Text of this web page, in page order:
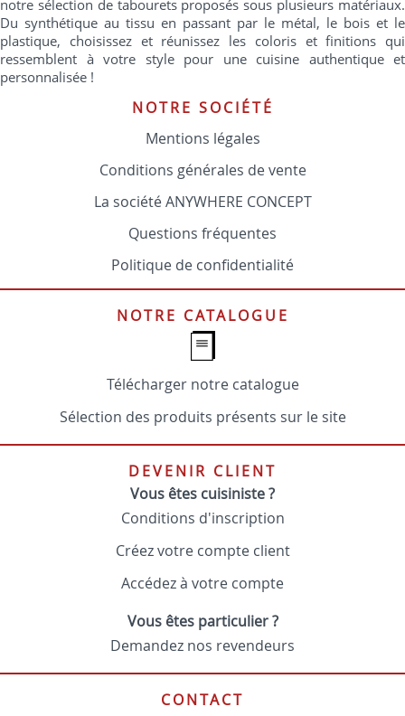
notre sélection de tabourets proposés sous plusieurs matériaux.
Du synthétique au tissu en passant par le métal, le bois et le
plastique, choisissez et réunissez les coloris et finitions qui
ressemblent à votre style pour une cuisine authentique et
personnalisée !
NOTRE SOCIÉTÉ
Mentions légales
Conditions générales de vente
La société ANYWHERE CONCEPT
Questions fréquentes
Politique de confidentialité
NOTRE CATALOGUE
Télécharger notre catalogue
Sélection des produits présents sur le site
DEVENIR CLIENT
Vous êtes cuisiniste ?
Conditions d'inscription
Créez votre compte client
Accédez à votre compte
Vous êtes particulier ?
Demandez nos revendeurs
CONTACT